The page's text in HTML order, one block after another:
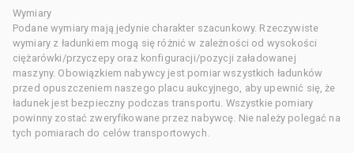
Wymiary
Podane wymiary mają jedynie charakter szacunkowy. Rzeczywiste
wymiary z ładunkiem mogą się różnić w zależności od wysokości
ciężarówki/przyczepy oraz konfiguracji/pozycji załadowanej
maszyny. Obowiązkiem nabywcy jest pomiar wszystkich ładunków
przed opuszczeniem naszego placu aukcyjnego, aby upewnić się, że
ładunek jest bezpieczny podczas transportu. Wszystkie pomiary
powinny zostać zweryfikowane przez nabywcę. Nie należy polegać na
tych pomiarach do celów transportowych.